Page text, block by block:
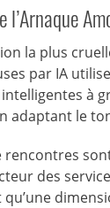
l’Arnaque
la plus
par IA
à
adaptant le
rencontres
des